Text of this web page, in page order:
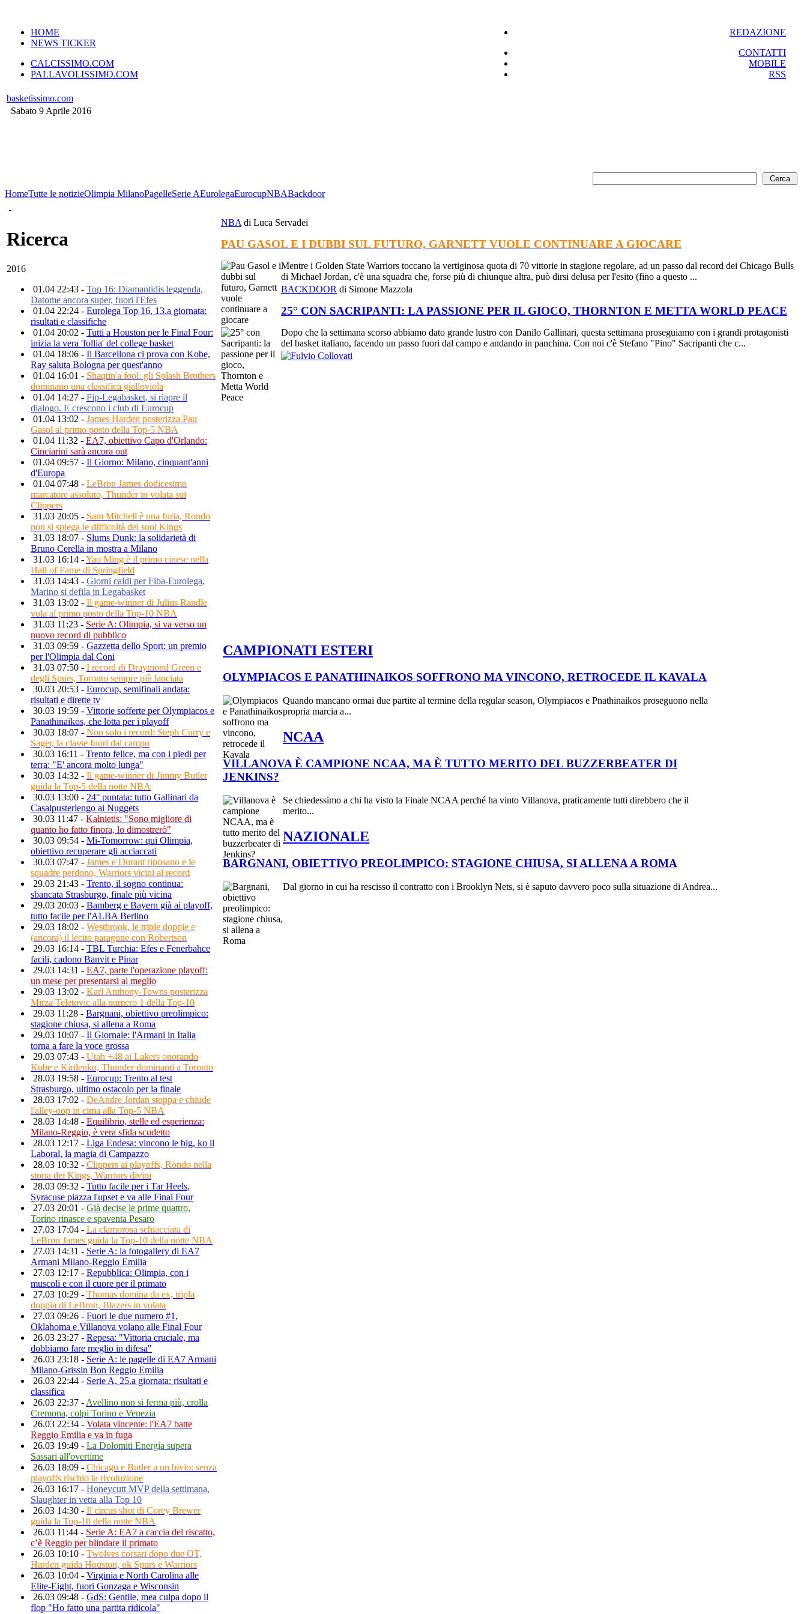
HOME
NEWS TICKER
CALCISSIMO.COM
PALLAVOLISSIMO.COM
REDAZIONE
CONTATTI
MOBILE
RSS
basketissimo.com
Sabato 9 Aprile 2016
HomeTutte le notizieOlimpia MilanoPagelleSerie AEurolegaEurocupNBABackdoor
Ricerca
2016
01.04 22:43 - Top 16: Diamantidis leggenda,
Datome ancora super, fuori l'Efes
01.04 22:24 - Eurolega Top 16, 13.a giornata:
risultati e classifiche
01.04 20:02 - Tutti a Houston per le Final Four:
inizia la vera 'follia' del college basket
01.04 18:06 - Il Barcellona ci prova con Kobe,
Ray saluta Bologna per quest'anno
01.04 16:01 - Shaqtin'a fool: gli Splash Brothers
dominano una classifica gialloviola
01.04 14:27 - Fip-Legabasket, si riapre il
dialogo. E crescono i club di Eurocup
01.04 13:02 - James Harden posterizza Pau
Gasol al primo posto della Top-5 NBA
01.04 11:32 - EA7, obiettivo Capo d'Orlando:
Cinciarini sarà ancora out
01.04 09:57 - Il Giorno: Milano, cinquant'anni
d'Europa
01.04 07:48 - LeBron James dodicesimo
marcatore assoluto, Thunder in volata sui
Clippers
31.03 20:05 - Sam Mitchell è una furia, Rondo
non si spiega le difficoltà dei suoi Kings
31.03 18:07 - Slums Dunk: la solidarietà di
Bruno Cerella in mostra a Milano
31.03 16:14 -Yao Ming è il primo cinese nella
Hall of Fame di Springfield
31.03 14:43 - Giorni caldi per Fiba-Eurolega,
Marino si defila in Legabasket
31.03 13:02 - Il game-winner di Julius Randle
vola al primo posto della Top-10 NBA
31.03 11:23 - Serie A: Olimpia, si va verso un
nuovo record di pubblico
31.03 09:59 - Gazzetta dello Sport: un premio
per l'Olimpia dal Coni
31.03 07:50 - I record di Draymond Green e
degli Spurs, Toronto sempre più lanciata
30.03 20:53 - Eurocup, semifinali andata:
risultati e dirette tv
30.03 19:59 - Vittorie sofferte per Olympiacos e
Panathinaikos, che lotta per i playoff
30.03 18:07 - Non solo i record: Steph Curry e
Sager, la classe fuori dal campo
30.03 16:11 - Trento felice, ma con i piedi per
terra: "E' ancora molto lunga"
30.03 14:32 - Il game-winner di Jimmy Butler
guida la Top-5 della notte NBA
30.03 13:00 - 24° puntata: tutto Gallinari da
Casalpusterlengo ai Nuggets
30.03 11:47 - Kalnietis: "Sono migliore di
quanto ho fatto finora, lo dimostrerò"
30.03 09:54 - Mi-Tomorrow: qui Olimpia,
obiettivo recuperare gli acciaccati
30.03 07:47 - James e Durant riposano e le
squadre perdono, Warriors vicini al record
29.03 21:43 - Trento, il sogno continua:
sbancata Strasburgo, finale più vicina
29.03 20:03 - Bamberg e Bayern già ai playoff,
tutto facile per l'ALBA Berlino
29.03 18:02 - Westbrook, le triple doppie e
(ancora) il lecito paragone con Robertson
29.03 16:14 - TBL Turchia: Efes e Fenerbahce
facili, cadono Banvit e Pinar
29.03 14:31 - EA7, parte l'operazione playoff:
un mese per presentarsi al meglio
29.03 13:02 - Karl Anthony-Towns posterizza
Mirza Teletovic alla numero 1 della Top-10
29.03 11:28 - Bargnani, obiettivo preolimpico:
stagione chiusa, si allena a Roma
29.03 10:07 - Il Giornale: l'Armani in Italia
torna a fare la voce grossa
29.03 07:43 - Utah +48 ai Lakers onorando
Kobe e Kirilenko, Thunder dominanti a Toronto
28.03 19:58 - Eurocup: Trento al test
Strasburgo, ultimo ostacolo per la finale
28.03 17:02 - DeAndre Jordan stoppa e chiude
l'alley-oop in cima alla Top-5 NBA
28.03 14:48 - Equilibrio, stelle ed esperienza:
Milano-Reggio, è vera sfida scudetto
28.03 12:17 - Liga Endesa: vincono le big, ko il
Laboral, la magia di Campazzo
28.03 10:32 - Clippers ai playoffs, Rondo nella
storia dei Kings, Warriors divini
28.03 09:32 - Tutto facile per i Tar Heels,
Syracuse piazza l'upset e va alle Final Four
27.03 20:01 - Già decise le prime quattro,
Torino rinasce e spaventa Pesaro
27.03 17:04 - La clamorosa schiacciata di
LeBron James guida la Top-10 della notte NBA
27.03 14:31 - Serie A: la fotogallery di EA7
Armani Milano-Reggio Emilia
27.03 12:17 - Repubblica: Olimpia, con i
muscoli e con il cuore per il primato
27.03 10:29 - Thomas domina da ex, tripla
doppia di LeBron, Blazers in volata
27.03 09:26 - Fuori le due numero #1,
Oklahoma e Villanova volano alle Final Four
26.03 23:27 - Repesa: "Vittoria cruciale, ma
dobbiamo fare meglio in difesa"
26.03 23:18 - Serie A: le pagelle di EA7 Armani
Milano-Grissin Bon Reggio Emilia
26.03 22:44 - Serie A, 25.a giornata: risultati e
classifica
26.03 22:37 - Avellino non si ferma più, crolla
Cremona, colpi Torino e Venezia
26.03 22:34 - Volata vincente: l'EA7 batte
Reggio Emilia e va in fuga
26.03 19:49 - La Dolomiti Energia supera
Sassari all'overtime
26.03 18:09 - Chicago e Butler a un bivio: senza
playoffs rischio la rivoluzione
26.03 16:17 - Honeycutt MVP della settimana,
Slaughter in vetta alla Top 10
26.03 14:30 - Il circus shot di Corey Brewer
guida la Top-10 della notte NBA
26.03 11:44 - Serie A: EA7 a caccia del riscatto,
c’è Reggio per blindare il primato
26.03 10:10 - Twolves corsari dopo due OT,
Harden guida Houston, ok Spurs e Warriors
26.03 10:04 - Virginia e North Carolina alle
Elite-Eight, fuori Gonzaga e Wisconsin
26.03 09:48 - GdS: Gentile, mea culpa dopo il
flop "Ho fatto una partita ridicola"
NBA di Luca Servadei
PAU GASOL E I DUBBI SUL FUTURO, GARNETT VUOLE CONTINUARE A GIOCARE
Mentre i Golden State Warriors toccano la vertiginosa quota di 70 vittorie in stagione regolare, ad un passo dal record dei Chicago Bulls
di Michael Jordan, c'è una squadra che, forse più di chiunque altra, può dirsi delusa per l'esito (fino a questo ...
BACKDOOR di Simone Mazzola
25° CON SACRIPANTI: LA PASSIONE PER IL GIOCO, THORNTON E METTA WORLD PEACE
Dopo che la settimana scorso abbiamo dato grande lustro con Danilo Gallinari, questa settimana proseguiamo con i grandi protagonisti
del basket italiano, facendo un passo fuori dal campo e andando in panchina. Con noi c'è Stefano "Pino" Sacripanti che c...
CAMPIONATI ESTERI
OLYMPIACOS E PANATHINAIKOS SOFFRONO MA VINCONO, RETROCEDE IL KAVALA
Quando mancano ormai due partite al termine della regular season, Olympiacos e Pnathinaikos proseguono nella
propria marcia a...
NCAA
VILLANOVA È CAMPIONE NCAA, MA È TUTTO MERITO DEL BUZZERBEATER DI
JENKINS?
Se chiedessimo a chi ha visto la Finale NCAA perché ha vinto Villanova, praticamente tutti direbbero che il
merito...
NAZIONALE
BARGNANI, OBIETTIVO PREOLIMPICO: STAGIONE CHIUSA, SI ALLENA A ROMA
Dal giorno in cui ha rescisso il contratto con i Brooklyn Nets, si è saputo davvero poco sulla situazione di Andrea...